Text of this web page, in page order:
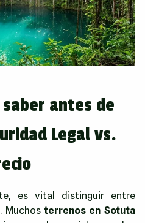
antes de
Legal vs.
es vital distinguir entre
Muchos terrenos en Sotuta